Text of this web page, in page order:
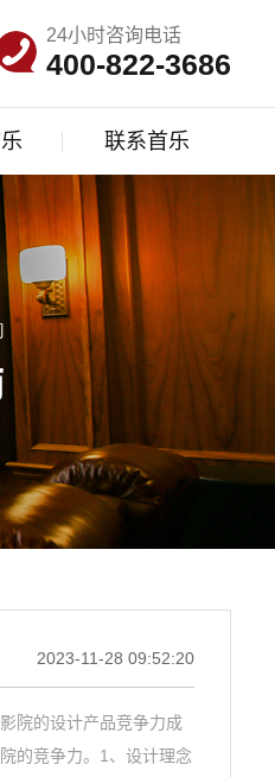
24小时咨询电话
400-822-3686
联系首乐
联系我们
人才招聘
2023-11-28 09:52:20
院的设计产品竞争力成
的竞争力。1、设计理念